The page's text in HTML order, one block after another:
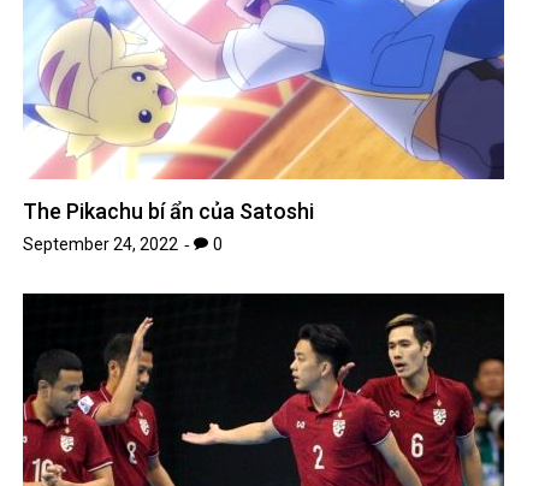
The Pikachu bí ẩn của Satoshi
September 24, 2022 0